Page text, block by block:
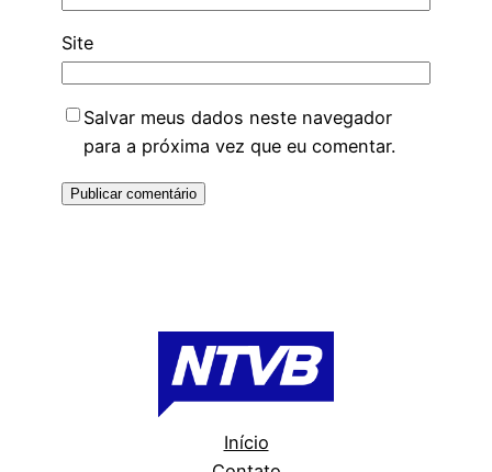
Site
Salvar meus dados neste navegador
para a próxima vez que eu comentar.
Início